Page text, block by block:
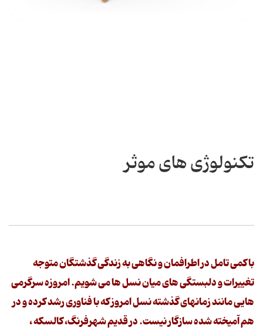
تکنولوژی های موثر
با کمی تامل در اطرافمان و نگاهی به زندگی گذشتگان متوجه
تغییرات و دلبستگی های میان نسل ها می شویم. امروزه سرگرمی
هایی مانند زمانهای گذشته نسل امروز که با فناوری رشد کرده و در
هم آمیخته شده سازگار نیست. در قدیم شهرفرنگ، کالسکه ،